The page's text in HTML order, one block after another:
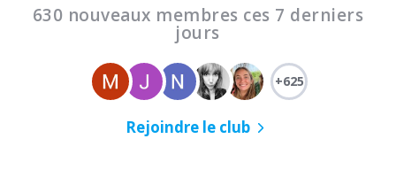
630 nouveaux membres ces 7 derniers
jours
+625
Rejoindre le club